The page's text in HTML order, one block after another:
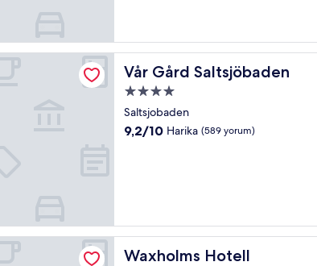
Vår Gård Saltsjöbaden
Vår Gård Saltsjöbaden
4.0
yıldızlı
konaklama
Saltsjobaden
10
9,2/10 Harika (589 yorum)
Waxholms Hotell
Waxholms Hotell